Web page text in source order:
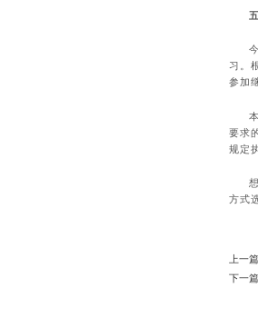
习。
参加
要求
规定
方式
上一
下一